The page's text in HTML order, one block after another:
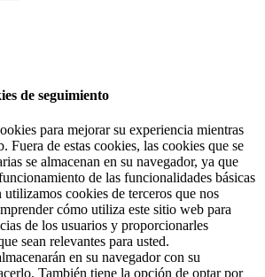
de seguimiento
para mejorar su experiencia mientras
Fuera de estas cookies, las cookies que se
se almacenan en su navegador, ya que
de las funcionalidades básicas
cookies de terceros que nos
cómo utiliza este sitio web para
de los usuarios y proporcionarles
sean relevantes para usted.
en su navegador con su
También tiene la opción de optar por